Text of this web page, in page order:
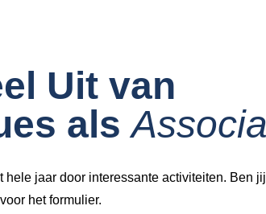
Uit van
als
hele jaar door interessante activiteiten.
het formulier.